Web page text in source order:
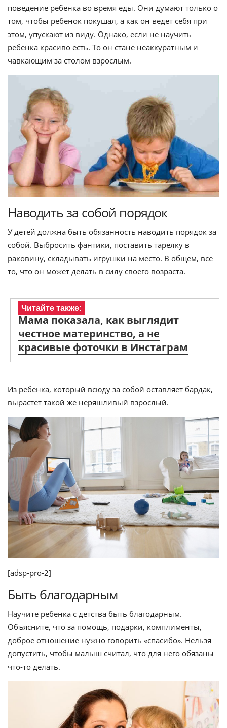
поведение ребенка во время еды. Они думают только о
том, чтобы ребенок покушал, а как он ведет себя при
этом, упускают из виду. Однако, если не научить
ребенка красиво есть. То он стане неаккуратным и
чавкающим за столом взрослым.
Наводить за собой порядок
У детей должна быть обязанность наводить порядок за
собой. Выбросить фантики, поставить тарелку в
раковину, складывать игрушки на место. В общем, все
то, что он может делать в силу своего возраста.
Читайте также:
Мама показала, как выглядит
честное материнство, а не
красивые фоточки в Инстаграм
Из ребенка, который всюду за собой оставляет бардак,
вырастет такой же неряшливый взрослый.
[adsp-pro-2]
Быть благодарным
Научите ребенка с детства быть благодарным.
Объясните, что за помощь, подарки, комплименты,
доброе отношение нужно говорить «спасибо». Нельзя
допустить, чтобы малыш считал, что для него обязаны
что-то делать.